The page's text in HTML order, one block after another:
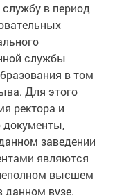
в период
службы
в том
Для этого
ректора и
документы,
заведении
являются
высшем
данном вузе.